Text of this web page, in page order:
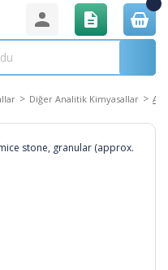
Diğer Analitik Kimyasallar